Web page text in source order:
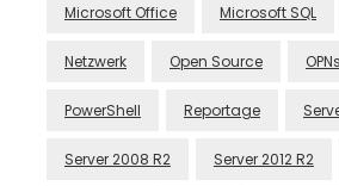
Microsoft Office Microsoft SQL
Netzwerk Open Source
PowerShell Reportage
Server 2008 R2 Server 2012 R2